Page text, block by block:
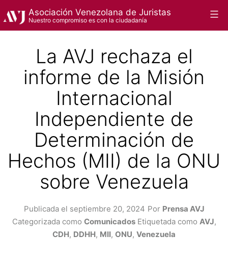
Saltar
al
Asociación Venezolana de Juristas
Nuestro compromiso es con la ciudadanía
La AVJ rechaza el
informe de la Misión
Internacional
Independiente de
Determinación de
Hechos (MII) de la ONU
sobre Venezuela
Publicada el septiembre 20, 2024 Por Prensa AVJ
Categorizada como Comunicados Etiquetada como AVJ,
CDH, DDHH, MII, ONU, Venezuela